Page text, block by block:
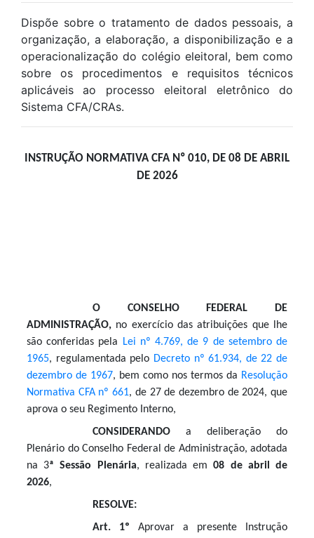
Dispõe sobre o tratamento de dados pessoais, a
organização, a elaboração, a disponibilização e a
operacionalização do colégio eleitoral, bem como
sobre os procedimentos e requisitos técnicos
aplicáveis ao processo eleitoral eletrônico do
Sistema CFA/CRAs.
INSTRUÇÃO NORMATIVA CFA Nº 010, DE 08 DE ABRIL
DE 2026
O CONSELHO FEDERAL DE
ADMINISTRAÇÃO, no exercício das atribuições que lhe
são conferidas pela
Lei nº 4.769, de 9 de setembro de
1965, regulamentada pelo Decreto nº 61.934, de 22 de
dezembro de 1967, bem como nos termos da Resolução
Normativa CFA nº 661, de 27 de dezembro de 2024, que
aprova o seu Regimento Interno,
CONSIDERANDO a deliberação do
Plenário do Conselho Federal de Administração, adotada
na 3ª Sessão Plenária, realizada em08 de abril de
2026,
RESOLVE:
Art. 1º Aprovar a presente Instrução